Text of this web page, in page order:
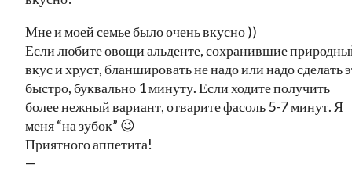
Мне и моей семье было очень вкусно ))
Если любите овощи альденте, сохранившие
вкус и хруст, бланшировать не надо или надо сделать
быстро, буквально 1 минуту. Если ходите получить
более нежный вариант, отварите фасоль 5-7 минут. Я
меня “на зубок” 😉
Приятного аппетита!
—